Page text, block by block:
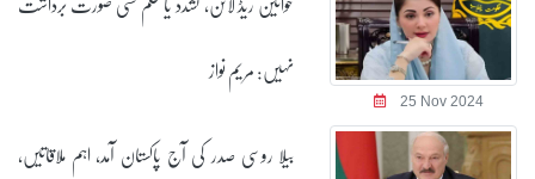
25 Nov 2024
نہیں: مریم نواز
بیلا روسی صدر کی آج پاکستان آمد، اہم ملاقاتیں،